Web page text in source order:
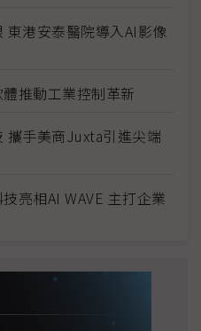
港安泰醫院導入AI影像
推動工業控制革新
攜手美商Juxta引進尖端
亮相AI WAVE 主打企業